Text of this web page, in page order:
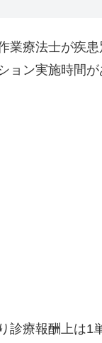
業療法士が疾
ョン実施時間が
診療報酬上は1